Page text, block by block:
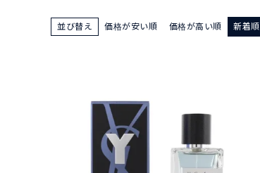
並び替え 価格が安い順 価格が高い順 新着順